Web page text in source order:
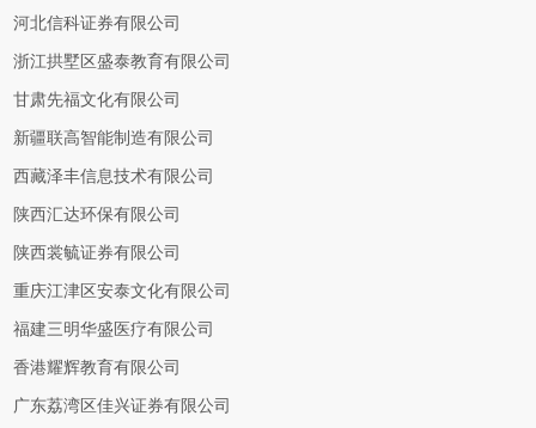
河北信科证券有限公司
浙江拱墅区盛泰教育有限公司
甘肃先福文化有限公司
新疆联高智能制造有限公司
西藏泽丰信息技术有限公司
陕西汇达环保有限公司
陕西裳毓证券有限公司
重庆江津区安泰文化有限公司
福建三明华盛医疗有限公司
香港耀辉教育有限公司
广东荔湾区佳兴证券有限公司